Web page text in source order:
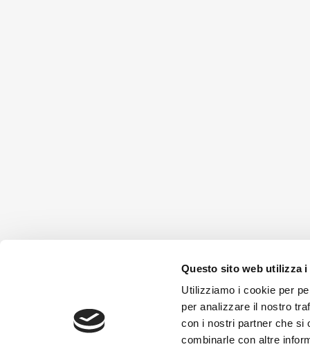
Questo sito web utilizza i
Utilizziamo i cookie per
per analizzare il nostro
con i nostri partner che si
combinarle con altre